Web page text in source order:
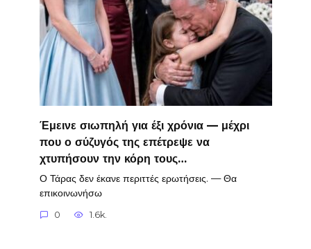
Έμεινε σιωπηλή για έξι χρόνια — μέχρι
που ο σύζυγός της επέτρεψε να
χτυπήσουν την κόρη τους…
Ο Τάρας δεν έκανε περιττές ερωτήσεις. — Θα
επικοινωνήσω
0 1.6k.